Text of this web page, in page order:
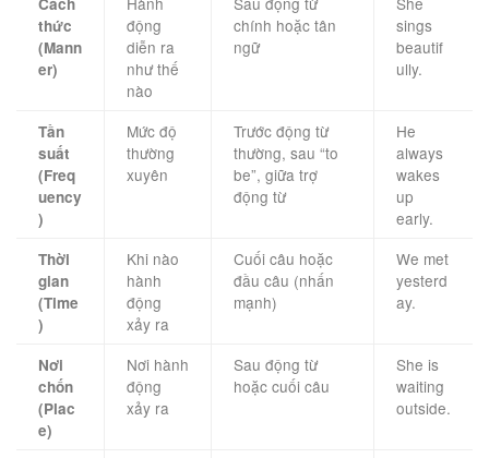
thức
(Mann
er)
động
diễn ra
như thế
nào
chính hoặc tân
ngữ
sings
beautif
ully.
Tần
suất
(Freq
uency
)
Mức độ
thường
xuyên
Trước động từ
thường, sau “to
be”, giữa trợ
động từ
He
always
wakes
up
early.
Thời
gian
(Time
)
Khi nào
hành
động
xảy ra
Cuối câu hoặc
đầu câu (nhấn
mạnh)
We met
yesterd
ay.
Nơi
chốn
(Plac
e)
Nơi hành
động
xảy ra
Sau động từ
hoặc cuối câu
She is
waiting
outside.